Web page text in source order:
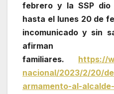
febrero y la SSP
hasta el lunes 20 de
incomunicado y sin
afirman
familiares. https://
nacional/2023/2/20/
armamento-al-alcalde-